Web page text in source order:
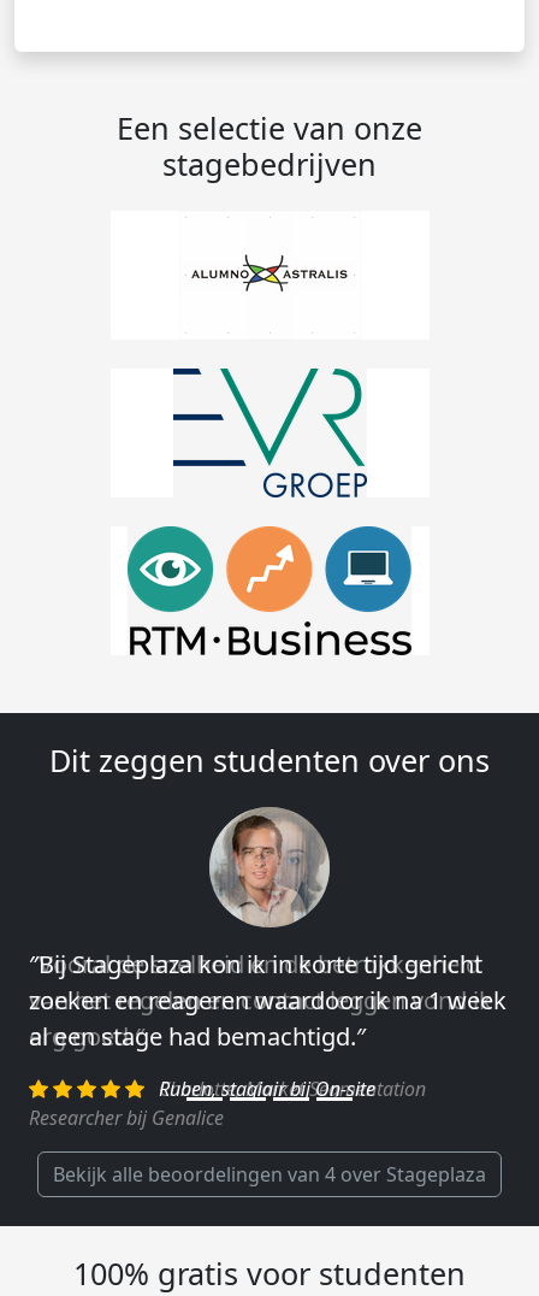
Een selectie van onze
stagebedrijven
Dit zeggen studenten over ons
″Vooral de snelheid en de betrokkenheid
van het regelen en contact leggen vond ik
erg goed.″
Charlotte, Market Segmentation
Researcher bij Genalice
Bekijk alle beoordelingen van 4 over Stageplaza
100% gratis voor studenten